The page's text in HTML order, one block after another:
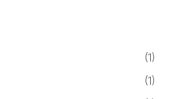
(1)
(1)